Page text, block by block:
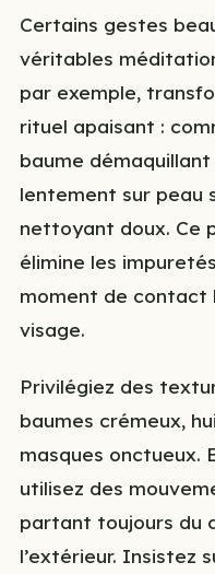
Certains gestes
véritables
par exemple,
rituel apaisant :
baume
lentement sur peau
nettoyant doux. Ce
élimine les
moment de contact
visage.
Privilégiez des
baumes crémeux,
masques onctueux.
utilisez des
partant toujours du
l’extérieur. Insistez